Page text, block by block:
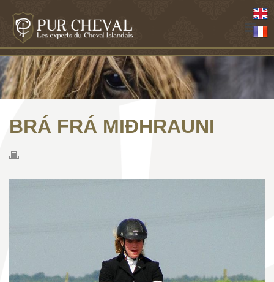
BRÁ FRÁ MIÐHRAUNI